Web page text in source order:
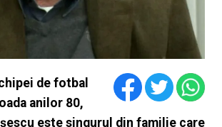
de fotbal
anilor 80,
este singurul din familie care